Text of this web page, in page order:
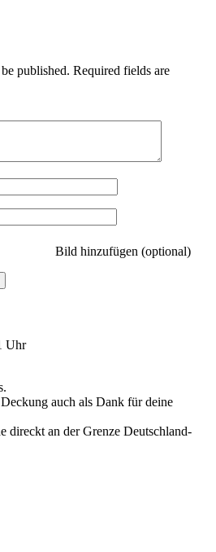
published. Required fields are
Bild hinzufügen (optional)
Uhr
auch als Dank für deine
direckt an der Grenze Deutschland-